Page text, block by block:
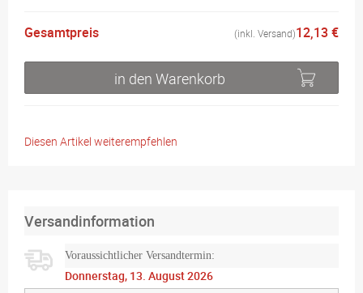
Gesamtpreis 12,13 €
(inkl. Versand)
in den Warenkorb
Diesen Artikel weiterempfehlen
Versandinformation
Voraussichtlicher Versandtermin:
Donnerstag, 13. August 2026